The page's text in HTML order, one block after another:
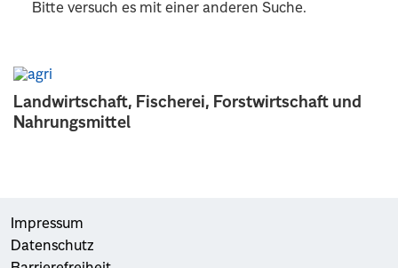
Landwirtschaft, Fischerei, Forstwirtschaft und
Nahrungsmittel
Bitte versuch es mit einer anderen Suche.
Impressum
Datenschutz